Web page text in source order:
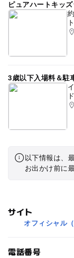
ピュアハートキッ
3歳以下入場料＆駐
以下情報は、
お出かけ前に
サイト
オフィシャル
電話番号